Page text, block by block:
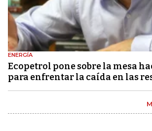
ENERGÍA
Ecopetrol pone sobre la mesa
para enfrentar la caída en las